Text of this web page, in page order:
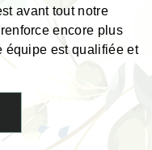
avant tout notre
encore plus
équipe est qualifiée et